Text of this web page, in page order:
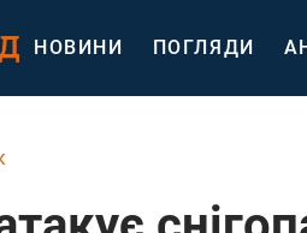
НОВИНИ ПОГЛЯДИ